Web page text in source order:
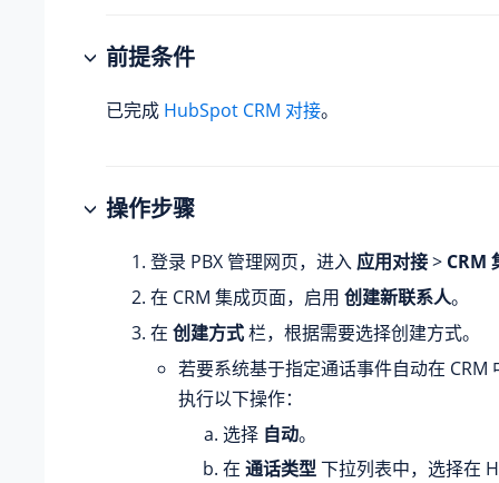
前提条件
已完成 HubSpot CRM 对接。
操作步骤
登录 PBX 管理网页，进入应用对接> CRM
在 CRM 集成页面，启用 创建新联系人。
在 创建方式栏，根据需要选择创建方式。
若要系统基于指定通话事件自动在 CRM
执行以下操作：
选择 自动。
在 通话类型下拉列表中，选择在